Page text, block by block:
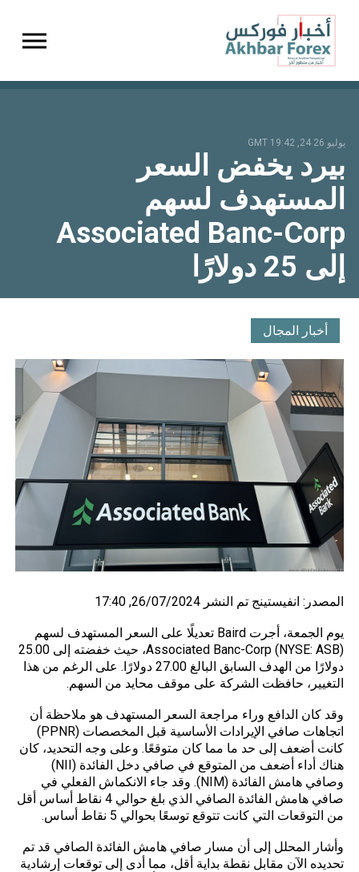
يوليو 26 24, 19:42 GMT
بيرد يخفض السعر
المستهدف لسهم
Associated Banc-Corp
إلى 25 دولارًا
أخبار المجال
المصدر: انفيستينج تم النشر 26/07/2024, 17:40
يوم الجمعة، أجرت Baird تعديلًا على السعر المستهدف لسهم
Associated Banc-Corp (NYSE: ASB)، حيث خفضته إلى 25.00
دولارًا من الهدف السابق البالغ 27.00 دولارًا. على الرغم من هذا
التغيير، حافظت الشركة على موقف محايد من السهم.
وقد كان الدافع وراء مراجعة السعر المستهدف هو ملاحظة أن
اتجاهات صافي الإيرادات الأساسية قبل المخصصات (PPNR)
كانت أضعف إلى حد ما مما كان متوقعًا. وعلى وجه التحديد، كان
هناك أداء أضعف من المتوقع في صافي دخل الفائدة (NII)
وصافي هامش الفائدة (NIM). وقد جاء الانكماش الفعلي في
صافي هامش الفائدة الصافي الذي بلغ حوالي 4 نقاط أساس أقل
من التوقعات التي كانت تتوقع توسعًا بحوالي 5 نقاط أساس.
وأشار المحلل إلى أن مسار صافي هامش الفائدة الصافي قد تم
تحديده الآن مقابل نقطة بداية أقل، مما أدى إلى توقعات إرشادية